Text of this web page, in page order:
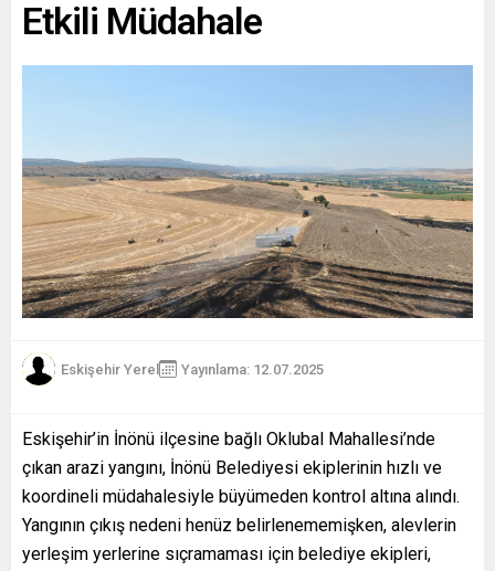
Etkili Müdahale
Eskişehir Yerel Yayınlama: 12.07.2025
Eskişehir’in İnönü ilçesine bağlı Oklubal Mahallesi’nde
çıkan arazi yangını, İnönü Belediyesi ekiplerinin hızlı ve
koordineli müdahalesiyle büyümeden kontrol altına alındı.
Yangının çıkış nedeni henüz belirlenememişken, alevlerin
yerleşim yerlerine sıçramaması için belediye ekipleri,